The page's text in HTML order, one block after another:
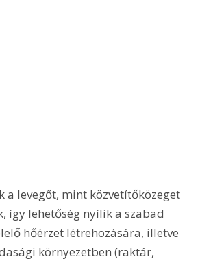
a levegőt, mint közvetítőközeget
így lehetőség nyílik a szabad
hőérzet létrehozására, illetve
környezetben (raktár,